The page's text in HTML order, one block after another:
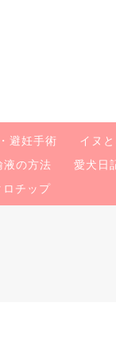
避妊手術 イヌ
液の方法
愛犬日
ロチップ